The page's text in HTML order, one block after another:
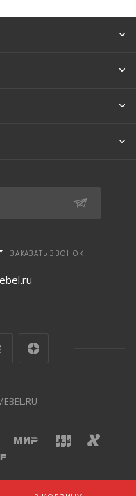
ЗАКАЗАТЬ ЗВОНОК